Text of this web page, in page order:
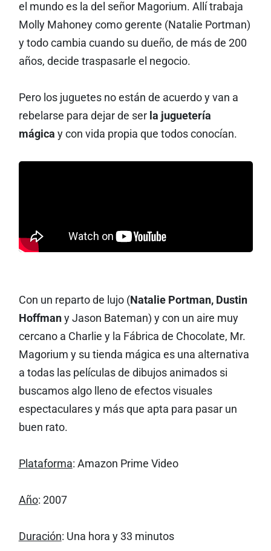
el mundo es la del señor Magorium. Allí trabaja
Molly Mahoney como gerente (Natalie Portman)
y todo cambia cuando su dueño, de más de 200
años, decide traspasarle el negocio.
Pero los juguetes no están de acuerdo y van a
rebelarse para dejar de serla juguetería
mágica y con vida propia que todos conocían.
Con un reparto de lujo (Natalie Portman, Dustin
Hoffmany Jason Bateman) y con un aire muy
cercano a Charlie y la Fábrica de Chocolate, Mr.
Magorium y su tienda mágica es una alternativa
a todas las películas de dibujos animados si
buscamos algo lleno de efectos visuales
espectaculares y más que apta para pasar un
buen rato.
Plataforma: Amazon Prime Video
Año: 2007
Duración: Una hora y 33 minutos